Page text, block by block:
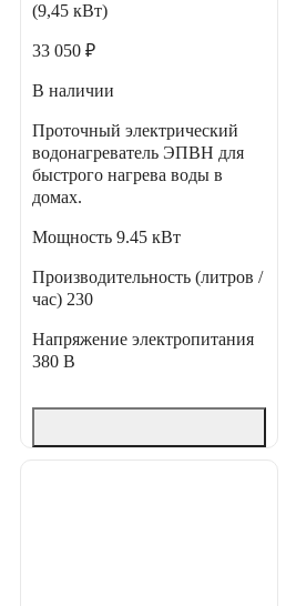
(9,45 кВт)
33 050 ₽
В наличии
Проточный электрический
водонагреватель ЭПВН для
быстрого нагрева воды в
домах.
Мощность 9.45 кВт
Производительность (литров /
час) 230
Напряжение электропитания
380 В